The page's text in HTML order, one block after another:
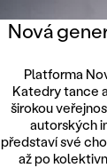
Nová
Platforma
Katedry tance
širokou
autorských
představí své
až po